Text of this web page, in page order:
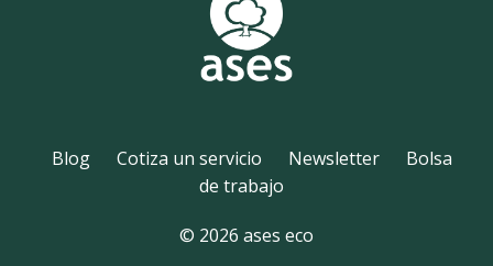
Blog Cotiza un servicio Newsletter
Bolsa
de trabajo
© 2026 ases eco